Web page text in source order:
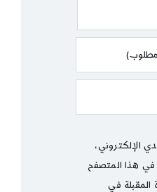
الإلكتروني،
في هذا المتصفح
المقبلة في